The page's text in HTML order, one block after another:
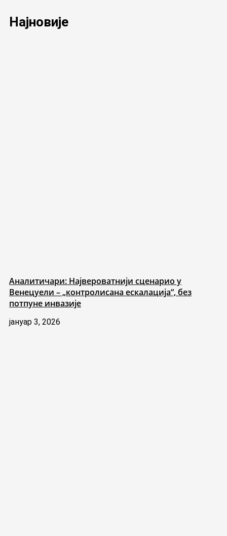
Најновије
Аналитичари: Највероватнији сценарио у
Венецуели – „контролисана ескалација“, без
потпуне инвазије
јануар 3, 2026